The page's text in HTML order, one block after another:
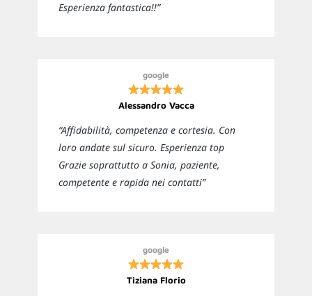
Esperienza fantastica!!”
google
Alessandro Vacca
“Affidabilità, competenza e cortesia. Con
loro andate sul sicuro. Esperienza top
Grazie soprattutto a Sonia, paziente,
competente e rapida nei contatti”
google
Tiziana Florio